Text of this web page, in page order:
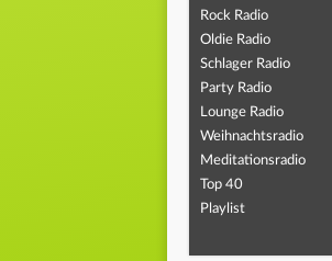
Rock Radio
Oldie Radio
Schlager Radio
Party Radio
Lounge Radio
Weihnachtsradio
Meditationsradio
Top 40
Playlist